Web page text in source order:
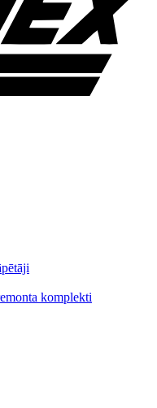
komplekti